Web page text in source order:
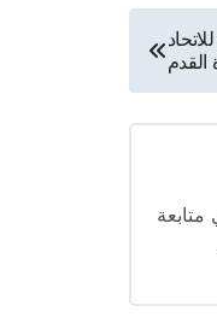
القدم
والعالمية. قضى أكثر من 12 عامًا في متابعة